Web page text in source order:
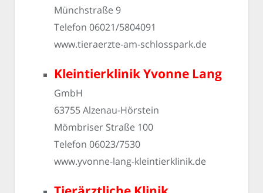
Münchstraße 9
Telefon 06021/5804091
www.tieraerzte-am-schlosspark.de
Kleintierklinik Yvonne Lang
GmbH
63755 Alzenau-Hörstein
Mömbriser Straße 100
Telefon 06023/7530
www.yvonne-lang-kleintierklinik.de